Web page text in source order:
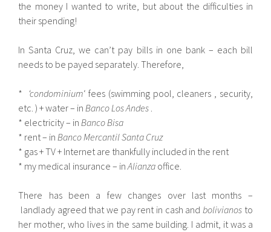
the money I wanted to write, but about the difficulties in
their spending!
In Santa Cruz, we can’t pay bills in one bank – each bill
needs to be payed separately. Therefore,
* ‘condominium‘ fees (swimming pool, cleaners , security,
etc. ) + water – inBanco Los Andes .
* electricity – inBanco Bisa
* rent – inBanco Mercantil Santa Cruz
* gas + TV + Internet are thankfully included in the rent
* my medical insurance – inAlianza office.
There has been a few changes over last months –
landlady agreed that we pay rent in cash and bolivianos to
her mother, who lives in the same building. I admit, it was a